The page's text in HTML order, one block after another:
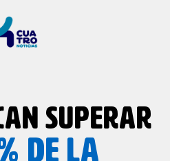
SUPERAR
DE LA